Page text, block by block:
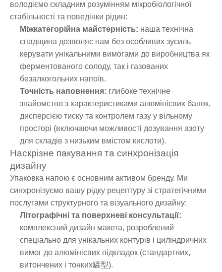
володіємо складним розумінням мікробіологічної
стабільності та поведінки рідин:
Міжкатегорійна майстерність: наша технічна
спадщина дозволяє нам без особливих зусиль
керувати унікальними вимогами до виробництва як
ферментованого солоду, так і газованих
безалкогольних напоїв.
Точність наповнення: глибоке технічне
знайомство з характеристиками алюмінієвих банок,
дисперсією тиску та контролем газу у вільному
просторі (включаючи можливості дозування азоту
для складів з низьким вмістом кислоти).
Наскрізне пакування та синхронізація
дизайну
Упаковка напою є основним активом бренду. Ми
синхронізуємо вашу рідку рецептуру зі стратегічними
послугами структурного та візуального дизайну:
Літографічні та поверхневі консультації:
комплексний дизайн макета, розроблений
спеціально для унікальних контурів і циліндричних
вимог до алюмінієвих підкладок (стандартних,
витончених і тонких罐型).